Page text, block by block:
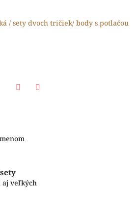
/ sety dvoch tričiek/ body s potlačou
aj veľkých